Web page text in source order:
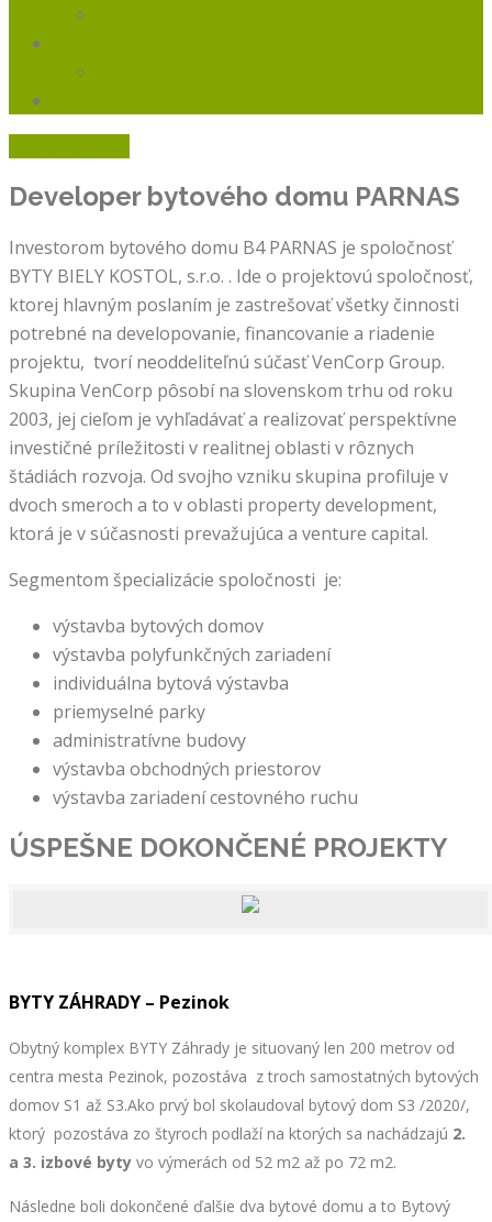
Developer bytového domu PARNAS
Investorom bytového domu B4 PARNAS je spoločnosť
BYTY BIELY KOSTOL, s.r.o. . Ide o projektovú spoločnosť,
ktorej hlavným poslaním je zastrešovať všetky činnosti
potrebné na developovanie, financovanie a riadenie
projektu, tvorí neoddeliteľnú súčasť VenCorp Group.
Skupina VenCorp pôsobí na slovenskom trhu od roku
2003, jej cieľom je vyhľadávať a realizovať perspektívne
investičné príležitosti v realitnej oblasti v rôznych
štádiách rozvoja. Od svojho vzniku skupina profiluje v
dvoch smeroch a to v oblasti property development,
ktorá je v súčasnosti prevažujúca a venture capital.
Segmentom špecializácie spoločnosti je:
výstavba bytových domov
výstavba polyfunkčných zariadení
individuálna bytová výstavba
priemyselné parky
administratívne budovy
výstavba obchodných priestorov
výstavba zariadení cestovného ruchu
ÚSPEŠNE DOKONČENÉ PROJEKTY
BYTY ZÁHRADY – Pezinok
Obytný komplex BYTY Záhrady je situovaný len 200 metrov od
centra mesta Pezinok, pozostáva z troch samostatných bytových
domov S1 až S3.Ako prvý bol skolaudoval bytový dom S3 /2020/,
ktorý pozostáva zo štyroch podlaží na ktorých sa nachádzajú 2.
a 3. izbové byty vo výmerách od 52 m2 až po 72 m2.
Následne boli dokončené ďalšie dva bytové domu a to Bytový